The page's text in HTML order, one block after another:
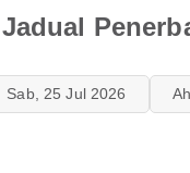
Sab, 25 Jul 2026